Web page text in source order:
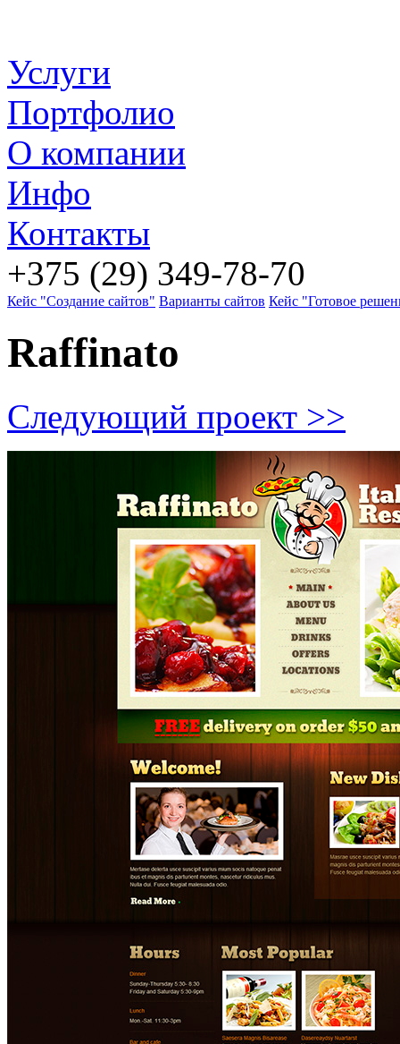
Услуги
Портфолио
О компании
Инфо
Контакты
+375 (29) 349-78-70
Кейс "Создание сайтов" Варианты сайтов Кейс "Готовое
Raffinato
Следующий проект >>